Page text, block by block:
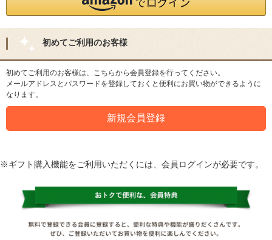
初めてご利用のお客様
初めてご利用のお客様は、こちらから会員登録を行ってください。
メールアドレスとパスワードを登録しておくと便利にお買い物ができるように
なります。
※ギフト購入機能をご利用いただくには、会員ログインが必要です。